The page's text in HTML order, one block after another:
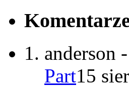
anderson -
Part15